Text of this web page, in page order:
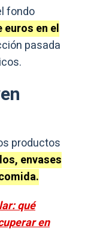
fondo
en el
pasada
productos
envases
qué
en